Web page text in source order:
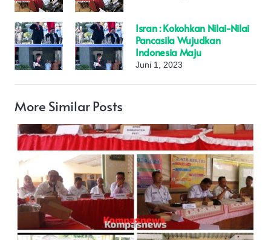
Isran : Kokohkan Nilai-Nilai
Pancasila Wujudkan
Indonesia Maju
Juni 1, 2023
More Similar Posts